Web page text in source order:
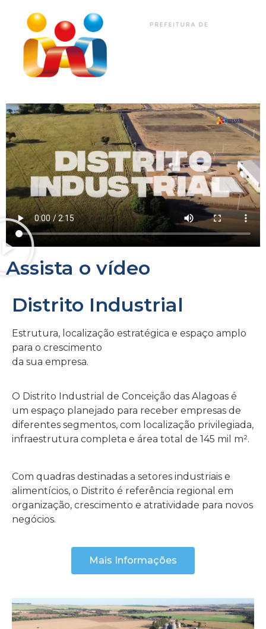
Assista o vídeo
Distrito Industrial
Estrutura, localização estratégica e espaço amplo
para o crescimento
da sua empresa.
O Distrito Industrial de Conceição das Alagoas é
um espaço planejado para receber empresas de
diferentes segmentos, com localização privilegiada,
infraestrutura completa e área total de 145 mil m².
Com quadras destinadas a setores industriais e
alimentícios, o Distrito é referência regional em
organização, crescimento e atratividade para novos
negócios.
Mais Informações